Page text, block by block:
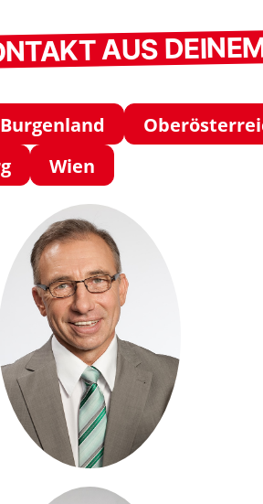
AUS
Burgenland
Wien